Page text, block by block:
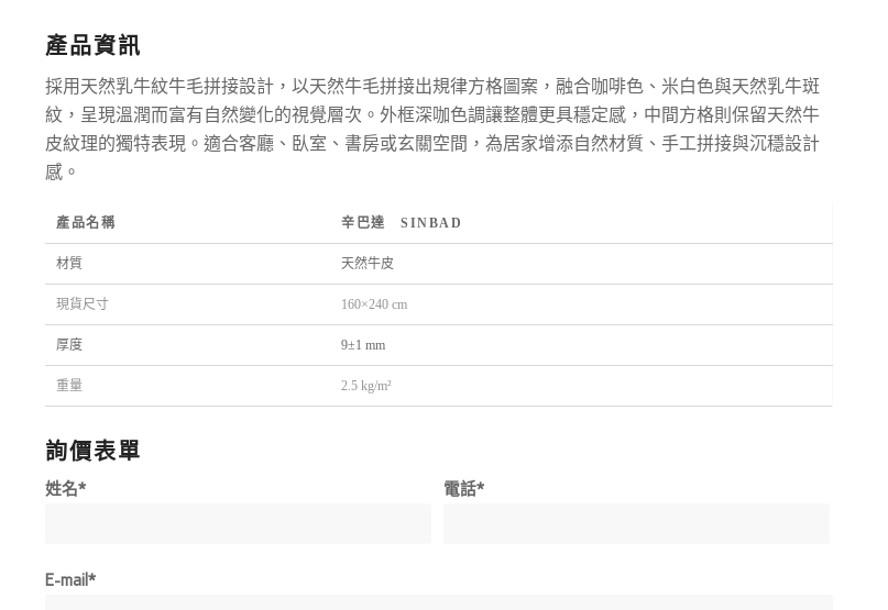
產品資訊
採用天然乳牛紋牛毛拼接設計，以天然牛毛拼接出規律方格圖案，融合咖啡色、米白色與天然乳牛斑
紋，呈現溫潤而富有自然變化的視覺層次。外框深咖色調讓整體更具穩定感，中間方格則保留天然牛
皮紋理的獨特表現。適合客廳、臥室、書房或玄關空間，為居家增添自然材質、手工拼接與沉穩設計
感。
產品名稱 辛巴達 SINBAD
材質 天然牛皮
現貨尺寸 160×240 cm
厚度 9±1 mm
重量 2.5 kg/m²
詢價表單
姓名* 電話*
E-mail*